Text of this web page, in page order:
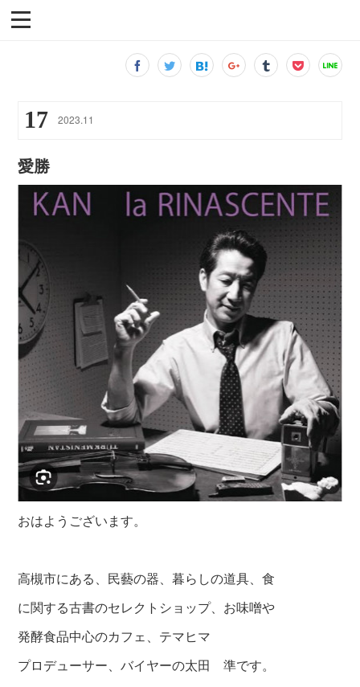
17 2023.11
愛勝
おはようございます。
高槻市にある、民藝の器、暮らしの道具、食
に関する古書のセレクトショップ、お味噌や
発酵食品中心のカフェ、テマヒマ
プロデューサー、バイヤーの太田 準です。